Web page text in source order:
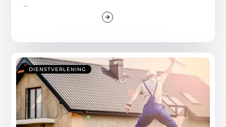
...
DIENSTVERLENING